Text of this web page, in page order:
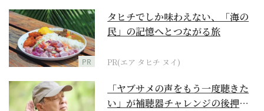
PR
タヒチでしか味わえない、「海の
民」の記憶へとつながる旅
PR(エア タヒチ ヌイ)
「ヤブサメの声をもう一度聴きた
い」が補聴器チャレンジの後押し